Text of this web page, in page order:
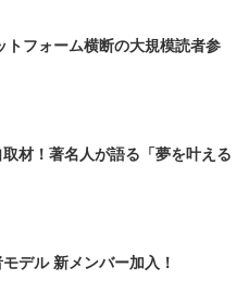
トフォーム横断の大規模読者参
材！著名人が語る「夢を叶える
デル 新メンバー加入！